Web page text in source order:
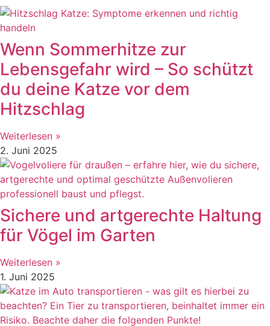
Wenn Sommerhitze zur
Lebensgefahr wird – So schützt
du deine Katze vor dem
Hitzschlag
Weiterlesen »
2. Juni 2025
Sichere und artgerechte Haltung
für Vögel im Garten
Weiterlesen »
1. Juni 2025